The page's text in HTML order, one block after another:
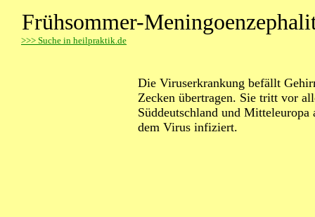
Frühsommer-
>>> Suche in heilpraktik.de
Die Viruserkrankung befällt
Zecken übertragen. Sie tritt vor
Süddeutschland und
dem Virus infiziert.